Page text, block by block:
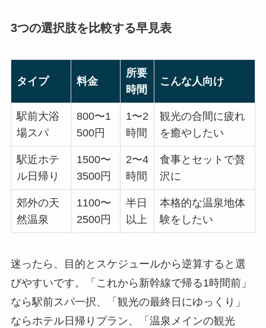
3つの選択肢を比較する早見表
タイプ 料金
所要
時間
こんな人向け
駅前大浴
場スパ
800〜1
500円
1〜2
時間
観光の合間に疲れ
を癒やしたい
駅近ホテ
ル日帰り
1500〜
3500円
2〜4
時間
食事とセットで贅
沢に
郊外の天
然温泉
1100〜
2500円
半日
以上
本格的な温泉地体
験をしたい
迷ったら、目的とスケジュールから逆算すると選
びやすいです。「これから新幹線で帰る1時間前」
なら駅前スパ一択、「観光の最終日にゆっくり」
ならホテル日帰りプラン、「温泉メインの観光